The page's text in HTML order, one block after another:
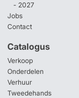
- 2027
Jobs
Contact
Catalogus
Verkoop
Onderdelen
Verhuur
Tweedehands